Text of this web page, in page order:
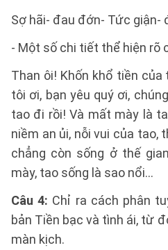
Sợ hãi- đau đớn- Tức giận-
- Một số chi tiết thể hiện rõ
Than ôi! Khốn khổ tiền
tôi ơi, bạn yêu quý ơi,
tao đi rồi! Và mất mày là
niềm an ủi, nỗi vui của tao,
chẳng còn sống ở thế
mày, tao sống là sao nổi…
Câu 4: Chỉ ra cách phân
bản Tiền bạc và tình ái, từ
màn kịch.